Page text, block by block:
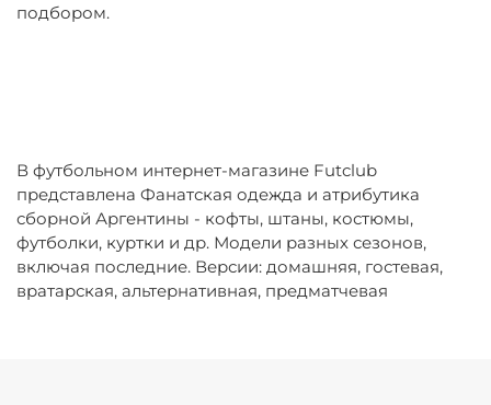
подбором.
В футбольном интернет-магазине Futclub
представлена Фанатская одежда и атрибутика
сборной Аргентины - кофты, штаны, костюмы,
футболки, куртки и др. Модели разных сезонов,
включая последние. Версии: домашняя, гостевая,
вратарская, альтернативная, предматчевая